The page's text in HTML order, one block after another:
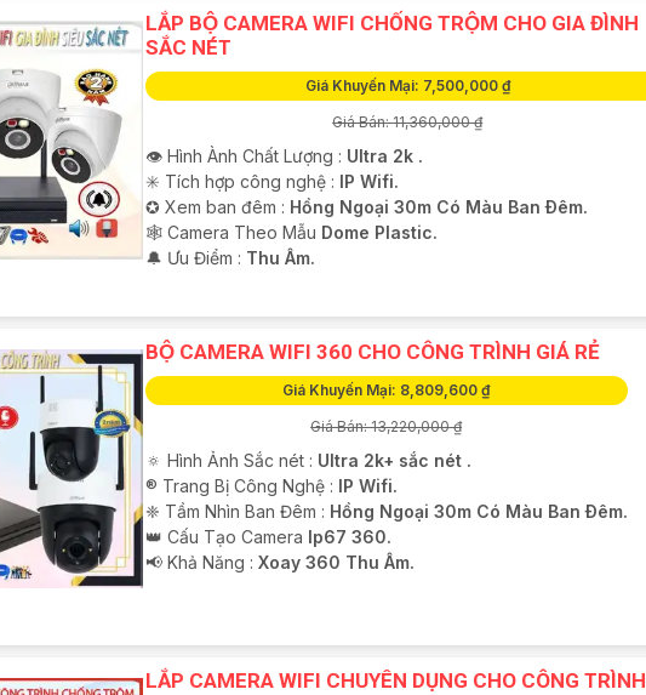
LẮP BỘ CAMERA WIFI CHỐNG TRỘM CHO GIA ĐÌNH
SẮC NÉT
Giá Khuyến Mại: 7,500,000 ₫
Giá Bán: 11,360,000 ₫
👁 Hình Ành Chất Lượng : Ultra 2k .
✳️ Tích hợp công nghệ : IP Wifi.
✪ Xem ban đêm : Hồng Ngoại 30m Có Màu Ban Ðêm.
🕸️ Camera Theo Mẫu Dome Plastic.
️🔔 Ưu Điểm : Thu Âm.
BỘ CAMERA WIFI 360 CHO CÔNG TRÌNH GIÁ RẺ
Giá Khuyến Mại: 8,809,600 ₫
Giá Bán: 13,220,000 ₫
🔅 Hình Ảnh Sắc nét : Ultra 2k+ sắc nét .
®️ Trang Bị Công Nghệ : IP Wifi.
❈ Tầm Nhìn Ban Đêm : Hồng Ngoại 30m Có Màu Ban Ðêm.
👑 Cấu Tạo Camera Ip67 360.
️📢 Khả Năng : Xoay 360 Thu Âm.
LẮP CAMERA WIFI CHUYÊN DỤNG CHO CÔNG TRÌNH